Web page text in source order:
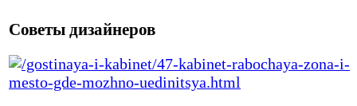
Советы дизайнеров